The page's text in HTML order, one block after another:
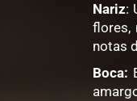
Nariz:
flores,
notas
Boca: